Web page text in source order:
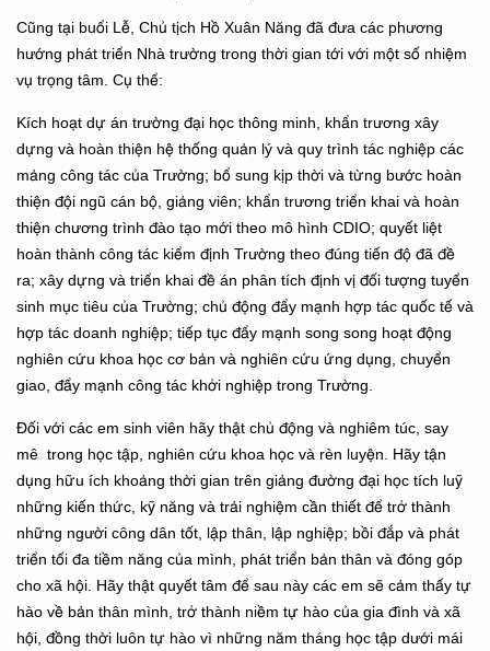
Cũng tại buổi Lễ, Chủ tịch Hồ Xuân Năng đã đưa các phương
hướng phát triển Nhà trường trong thời gian tới với một số nhiệm
vụ trọng tâm. Cụ thể:
Kích hoạt dự án trường đại học thông minh, khẩn trương xây
dựng và hoàn thiện hệ thống quản lý và quy trình tác nghiệp các
mảng công tác của Trường; bổ sung kịp thời và từng bước hoàn
thiện đội ngũ cán bộ, giảng viên; khẩn trương triển khai và hoàn
thiện chương trình đào tạo mới theo mô hình CDIO; quyết liệt
hoàn thành công tác kiểm định Trường theo đúng tiến độ đã đề
ra; xây dựng và triển khai đề án phân tích định vị đối tượng tuyển
sinh mục tiêu của Trường; chủ động đẩy mạnh hợp tác quốc tế và
hợp tác doanh nghiệp; tiếp tục đẩy mạnh song song hoạt động
nghiên cứu khoa học cơ bản và nghiên cứu ứng dụng, chuyển
giao, đẩy mạnh công tác khởi nghiệp trong Trường.
Đối với các em sinh viên hãy thật chủ động và nghiêm túc, say
mê trong học tập, nghiên cứu khoa học và rèn luyện. Hãy tận
dụng hữu ích khoảng thời gian trên giảng đường đại học tích luỹ
những kiến thức, kỹ năng và trải nghiệm cần thiết để trở thành
những người công dân tốt, lập thân, lập nghiệp; bồi đắp và phát
triển tối đa tiềm năng của mình, phát triển bản thân và đóng góp
cho xã hội. Hãy thật quyết tâm để sau này các em sẽ cảm thấy tự
hào về bản thân mình, trở thành niềm tự hào của gia đình và xã
hội, đồng thời luôn tự hào vì những năm tháng học tập dưới mái